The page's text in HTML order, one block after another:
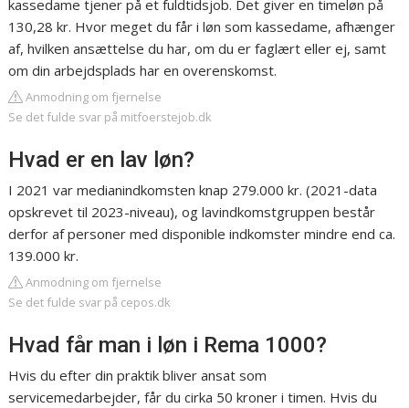
kassedame tjener på et fuldtidsjob. Det giver en timeløn på
130,28 kr. Hvor meget du får i løn som kassedame, afhænger
af, hvilken ansættelse du har, om du er faglært eller ej, samt
om din arbejdsplads har en overenskomst.
Anmodning om fjernelse
Se det fulde svar på mitfoerstejob.dk
Hvad er en lav løn?
I 2021 var medianindkomsten knap 279.000 kr. (2021-data
opskrevet til 2023-niveau), og lavindkomstgruppen består
derfor af personer med disponible indkomster mindre end ca.
139.000 kr.
Anmodning om fjernelse
Se det fulde svar på cepos.dk
Hvad får man i løn i Rema 1000?
Hvis du efter din praktik bliver ansat som
servicemedarbejder, får du cirka 50 kroner i timen. Hvis du